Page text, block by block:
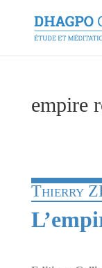
empire
Thierry